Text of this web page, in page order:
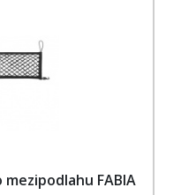
FABIA